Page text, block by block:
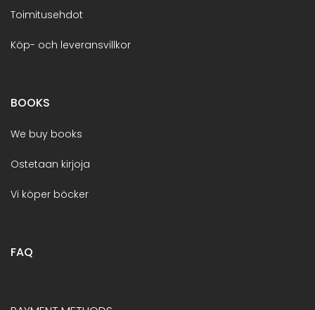
Toimitusehdot
Köp- och leveransvillkor
BOOKS
We buy books
Ostetaan kirjoja
Vi köper böcker
FAQ